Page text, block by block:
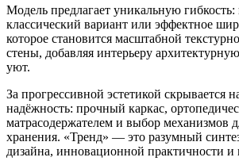
Модель предлагает уникальную
классический вариант или эффектное
которое становится масштабной
стены, добавляя интерьеру
уют.
За прогрессивной эстетикой скрывается
надёжность: прочный каркас,
матрасодержателем и выбор механизмов
хранения. «Тренд» — это разумный
дизайна, инновационной практичности